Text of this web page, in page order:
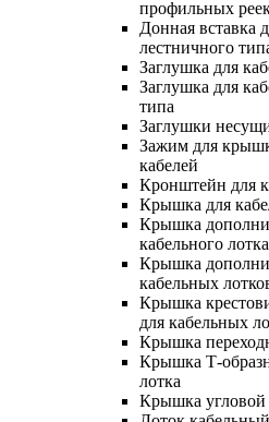
профильных
Донная вставка
лестничного
Заглушка для
Заглушка для
типа
Заглушки
Зажим для
кабелей
Кронштейн для
Крышка для
Крышка
кабельного лотка
Крышка
кабельных
Крышка
для кабельных
Крышка
Крышка Т-
лотка
Крышка угловой